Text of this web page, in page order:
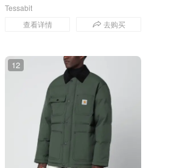
查看详情 去购买
Tessabit
12